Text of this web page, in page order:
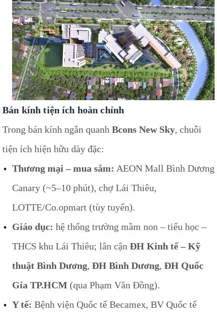
Bán kính tiện ích hoàn chỉnh
Trong bán kính ngắn quanh Bcons New Sky, chuỗi
tiện ích hiện hữu dày đặc:
Thương mại – mua sắm: AEON Mall Bình Dương
Canary (~5–10 phút), chợ Lái Thiêu,
LOTTE/Co.opmart (tùy tuyến).
Giáo dục: hệ thống trường mầm non – tiểu học –
THCS khu Lái Thiêu; lân cận ĐH Kinh tế – Kỹ
thuật Bình Dương, ĐH Bình Dương, ĐH Quốc
Gia TP.HCM (qua Phạm Văn Đồng).
Y tế: Bệnh viện Quốc tế Becamex, BV Quốc tế